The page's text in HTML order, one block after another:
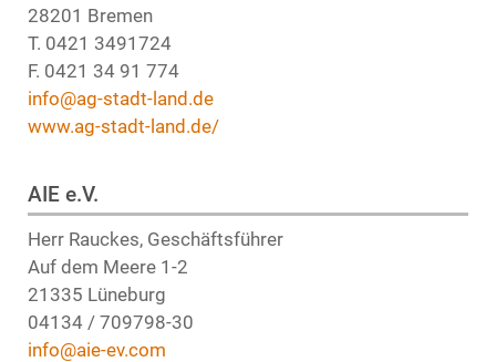
28201 Bremen
T. 0421 3491724
F. 0421 34 91 774
info@ag-stadt-land.de
www.ag-stadt-land.de/
AIE e.V.
Herr Rauckes, Geschäftsführer
Auf dem Meere 1-2
21335 Lüneburg
04134 / 709798-30
info@aie-ev.com